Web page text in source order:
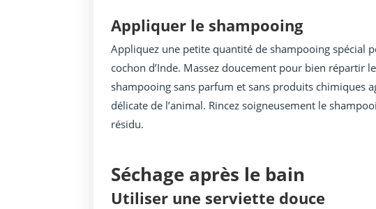
Appliquer le shampooing
Appliquez une petite quantité de shampooing spécial
cochon d’Inde. Massez doucement pour bien répartir
shampooing sans parfum et sans produits chimiques
délicate de l’animal. Rincez soigneusement le
résidu.
Séchage après le bain
Utiliser une serviette douce